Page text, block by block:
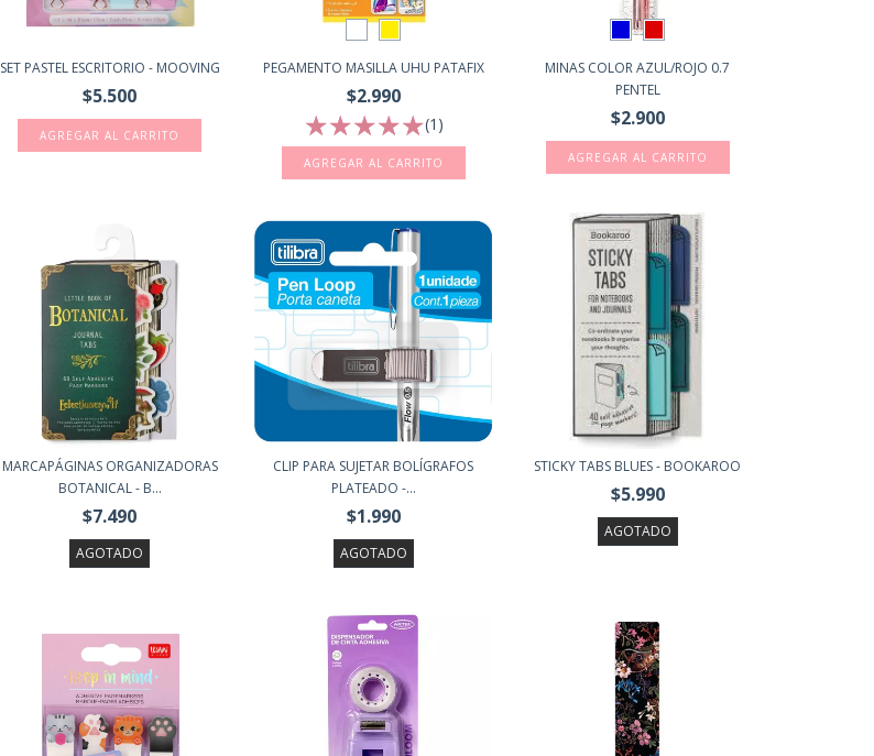
SET PASTEL ESCRITORIO - MOOVING
$5.500
PEGAMENTO MASILLA UHU PATAFIX
$2.990
(1)
AGREGAR AL CARRITO
MINAS COLOR AZUL/ROJO 0.7
PENTEL
$2.900
AGREGAR AL CARRITO
MARCAPÁGINAS ORGANIZADORAS
BOTANICAL - B...
$7.490
AGOTADO
CLIP PARA SUJETAR BOLÍGRAFOS
PLATEADO -...
$1.990
AGOTADO
STICKY TABS BLUES - BOOKAROO
$5.990
AGOTADO